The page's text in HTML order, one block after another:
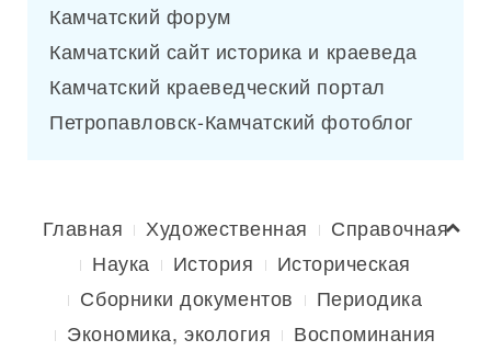
Камчатский форум
Камчатский сайт историка и краеведа
Камчатский краеведческий портал
Петропавловск-Камчатский фотоблог
Главная Художественная
Справочная
Наука
История
Историческая
Сборники документов
Периодика
Экономика, экология
Воспоминания